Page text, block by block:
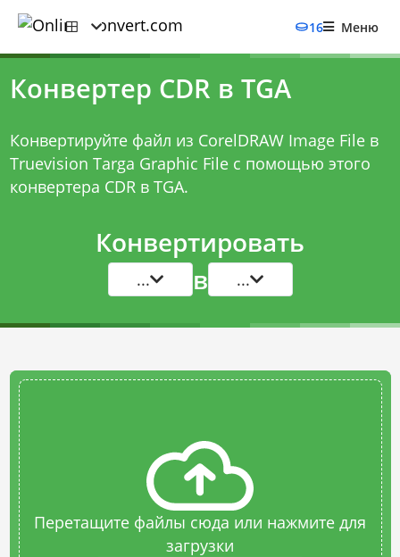
16 Меню
Конвертер CDR в TGA
Конвертируйте файл из CorelDRAW Image File в
Truevision Targa Graphic File с помощью этого
конвертера CDR в TGA.
Конвертировать
... в ...
Перетащите файлы сюда или нажмите для
загрузки